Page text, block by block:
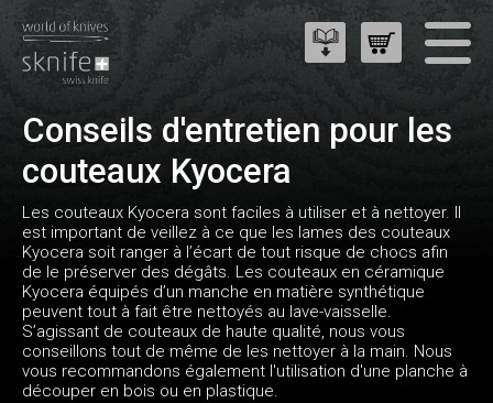
Conseils d'entretien pour les
couteaux Kyocera
Les couteaux Kyocera sont faciles à utiliser et à nettoyer. Il
est important de veillez à ce que les lames des couteaux
Kyocera soit ranger à l’écart de tout risque de chocs afin
de le préserver des dégâts. Les couteaux en céramique
Kyocera équipés d’un manche en matière synthétique
peuvent tout à fait être nettoyés au lave-vaisselle.
S’agissant de couteaux de haute qualité, nous vous
conseillons tout de même de les nettoyer à la main. Nous
vous recommandons également l'utilisation d'une planche à
découper en bois ou en plastique.